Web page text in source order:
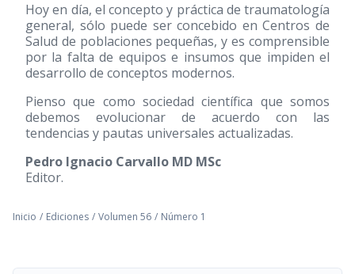
Hoy en día, el concepto y práctica de traumatología
general, sólo puede ser concebido en Centros de
Salud de poblaciones pequeñas, y es comprensible
por la falta de equipos e insumos que impiden el
desarrollo de conceptos modernos.
Pienso que como sociedad científica que somos
debemos evolucionar de acuerdo con las
tendencias y pautas universales actualizadas.
Pedro Ignacio Carvallo MD MSc
Editor.
Inicio / Ediciones / Volumen 56 / Número 1